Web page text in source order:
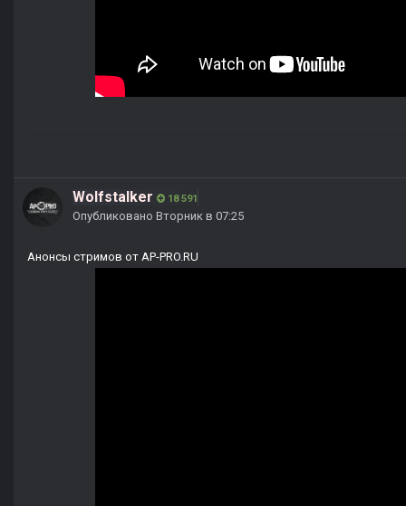
Wolfstalker 18 591
Опубликовано Вторник в 07:25
Анонсы стримов от AP-PRO.RU